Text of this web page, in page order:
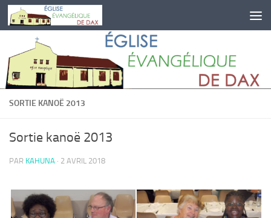
Skip to content
SORTIE KANOË 2013
Sortie kanoë 2013
PAR KAHUNA · 2 AVRIL 2018